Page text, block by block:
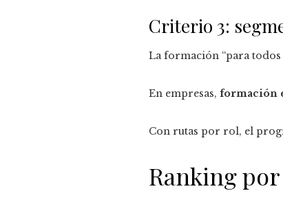
Criterio 3:
La formación “para
En empresas, formación
Con rutas por rol, el
Ranking